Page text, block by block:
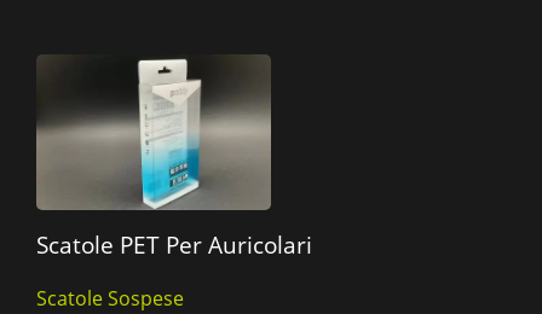
Scatole PET Per Auricolari
Scatole Sospese